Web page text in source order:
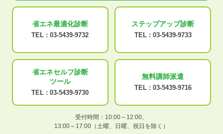
省エネ最適化診断
TEL : 03-5439-9732
ステップアップ診断
TEL : 03-5439-9733
省エネセルフ診断
ツール
TEL : 03-5439-9730
無料講師派遣
TEL : 03-5439-9716
受付時間：10:00～12:00、
13:00～17:00（土曜、日曜、祝日を除く）